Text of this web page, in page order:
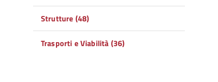
Strutture (48)
Trasporti e Viabilità (36)